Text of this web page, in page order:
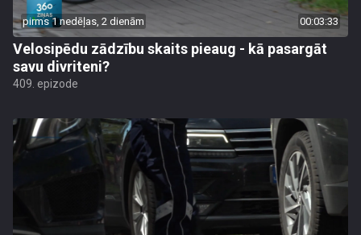
pirms 1 nedēļas, 2 dienām 00:03:33
Velosipēdu zādzību skaits pieaug - kā pasargāt
savu divriteni?
409. epizode